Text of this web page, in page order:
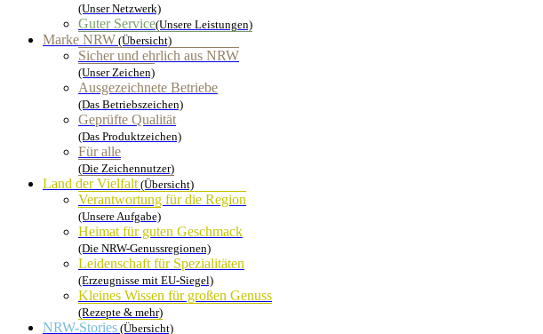
(Unser Netzwerk)
Guter Service(Unsere Leistungen)
Marke NRW (Übersicht)
Sicher und ehrlich aus NRW
(Unser Zeichen)
Ausgezeichnete Betriebe
(Das Betriebszeichen)
Geprüfte Qualität
(Das Produktzeichen)
Für alle
(Die Zeichennutzer)
Land der Vielfalt(Übersicht)
Verantwortung für die Region
(Unsere Aufgabe)
Heimat für guten Geschmack
(Die NRW-Genussregionen)
Leidenschaft für Spezialitäten
(Erzeugnisse mit EU-Siegel)
Kleines Wissen für großen Genuss
(Rezepte & mehr)
NRW-Stories (Übersicht)